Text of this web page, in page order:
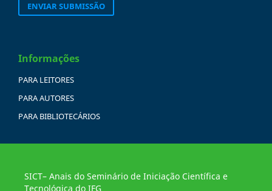
ENVIAR SUBMISSÃO
Informações
PARA LEITORES
PARA AUTORES
PARA BIBLIOTECÁRIOS
SICT– Anais do Seminário de Iniciação Científica e
Tecnológica do IFG